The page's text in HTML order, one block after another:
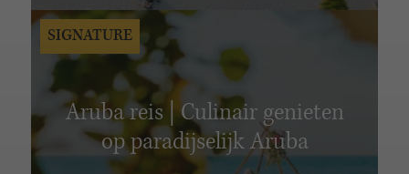
Wellness
Expeditiecruises
Januari Februari Maart April
Augustus
September Oktober
November
Aruba reis | Culinair genieten
op paradijselijk Aruba
SIGNATURE